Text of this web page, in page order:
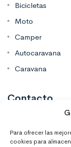
Para ofrecer las
cookies para
Bicicletas
Moto
Camper
Autocaravana
Caravana
Contacto